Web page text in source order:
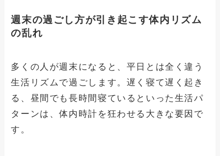
週末の過ごし方が引き起こす体内リズム
の乱れ
多くの人が週末になると、平日とは全く違う
生活リズムで過ごします。遅く寝て遅く起き
る、昼間でも長時間寝ているといった生活パ
ターンは、体内時計を狂わせる大きな要因で
す。